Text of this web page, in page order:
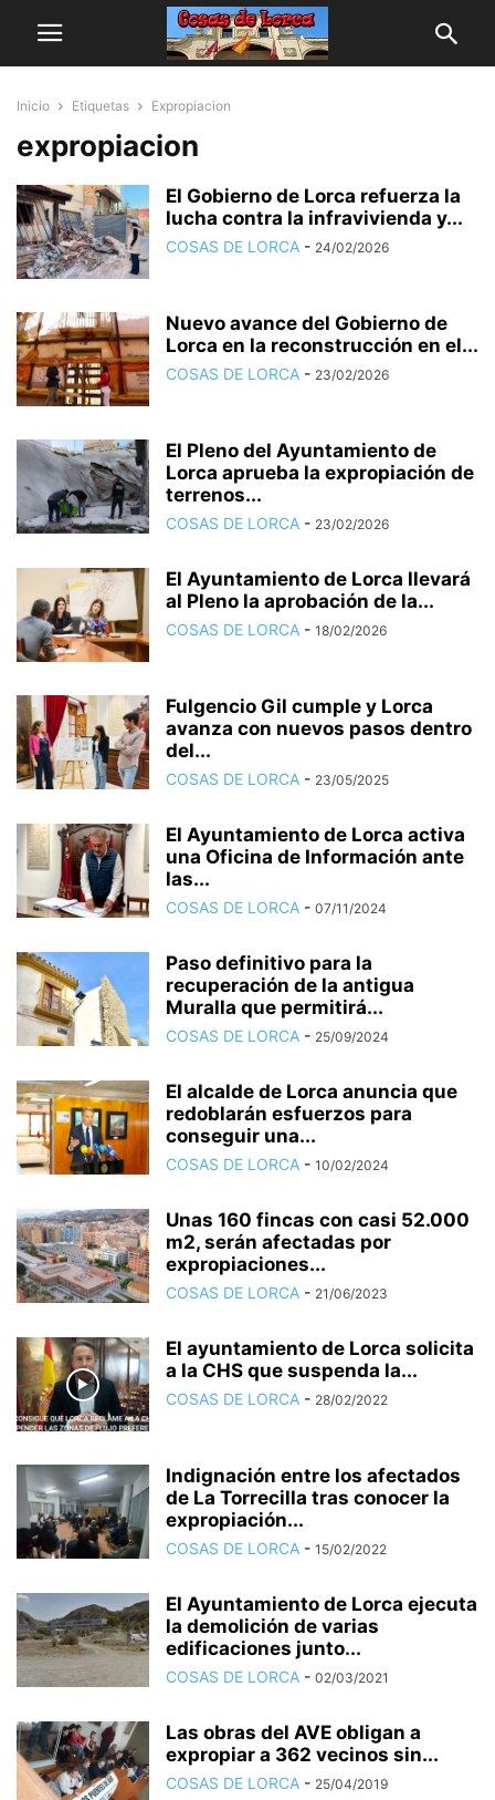
Inicio Etiquetas Expropiacion
expropiacion
El Gobierno de Lorca refuerza la
lucha contra la infravivienda y...
COSAS DE LORCA - 24/02/2026
Nuevo avance del Gobierno de
Lorca en la reconstrucción en el...
COSAS DE LORCA - 23/02/2026
El Pleno del Ayuntamiento de
Lorca aprueba la expropiación de
terrenos...
COSAS DE LORCA - 23/02/2026
El Ayuntamiento de Lorca llevará
al Pleno la aprobación de la...
COSAS DE LORCA - 18/02/2026
Fulgencio Gil cumple y Lorca
avanza con nuevos pasos dentro
del...
COSAS DE LORCA - 23/05/2025
El Ayuntamiento de Lorca activa
una Oficina de Información ante
las...
COSAS DE LORCA - 07/11/2024
Paso definitivo para la
recuperación de la antigua
Muralla que permitirá...
COSAS DE LORCA - 25/09/2024
El alcalde de Lorca anuncia que
redoblarán esfuerzos para
conseguir una...
COSAS DE LORCA - 10/02/2024
Unas 160 fincas con casi 52.000
m2, serán afectadas por
expropiaciones...
COSAS DE LORCA - 21/06/2023
El ayuntamiento de Lorca solicita
a la CHS que suspenda la...
COSAS DE LORCA - 28/02/2022
Indignación entre los afectados
de La Torrecilla tras conocer la
expropiación...
COSAS DE LORCA - 15/02/2022
El Ayuntamiento de Lorca ejecuta
la demolición de varias
edificaciones junto...
COSAS DE LORCA - 02/03/2021
Las obras del AVE obligan a
expropiar a 362 vecinos sin...
COSAS DE LORCA - 25/04/2019